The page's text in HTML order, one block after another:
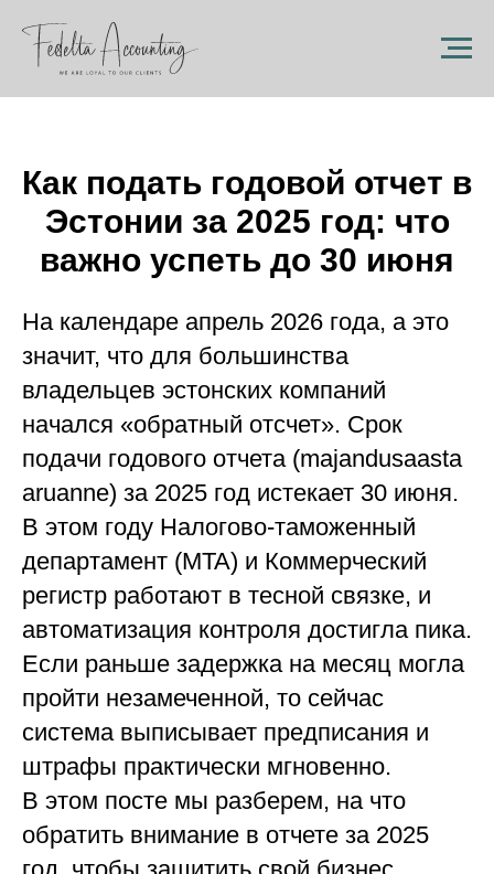
Как подать годовой отчет в
Эстонии за 2025 год: что
важно успеть до 30 июня
На календаре апрель 2026 года, а это
значит, что для большинства
владельцев эстонских компаний
начался «обратный отсчет». Срок
подачи годового отчета (majandusaasta
aruanne) за 2025 год истекает 30 июня.
В этом году Налогово-таможенный
департамент (MTA) и Коммерческий
регистр работают в тесной связке, и
автоматизация контроля достигла пика.
Если раньше задержка на месяц могла
пройти незамеченной, то сейчас
система выписывает предписания и
штрафы практически мгновенно.
В этом посте мы разберем, на что
обратить внимание в отчете за 2025